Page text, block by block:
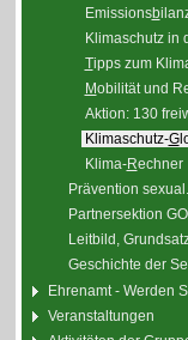
Emissionsb
Klimaschutz in
Tipps zum
Mobilität und
Aktion: 130
Klimaschutz-G
Klima-Rechner
Prävention
Partnersektion
Leitbild,
Geschichte der
Ehrenamt - Werden
Veranstaltungen